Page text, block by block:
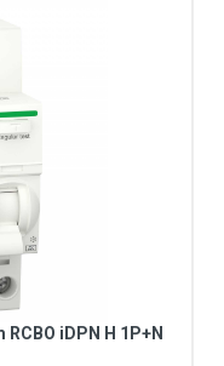
iDPN H 1P+N